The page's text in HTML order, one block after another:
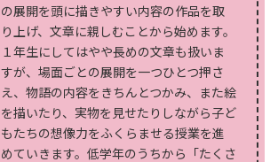
の展開を頭に描きやすい内容の作品を取
り上げ、文章に親しむことから始めます。
１年生にしてはやや長めの文章も扱いま
すが、場面ごとの展開を一つひとつ押さ
え、物語の内容をきちんとつかみ、また絵
を描いたり、実物を見せたりしながら子ど
もたちの想像力をふくらませる授業を進
めていきます。低学年のうちから「たくさ